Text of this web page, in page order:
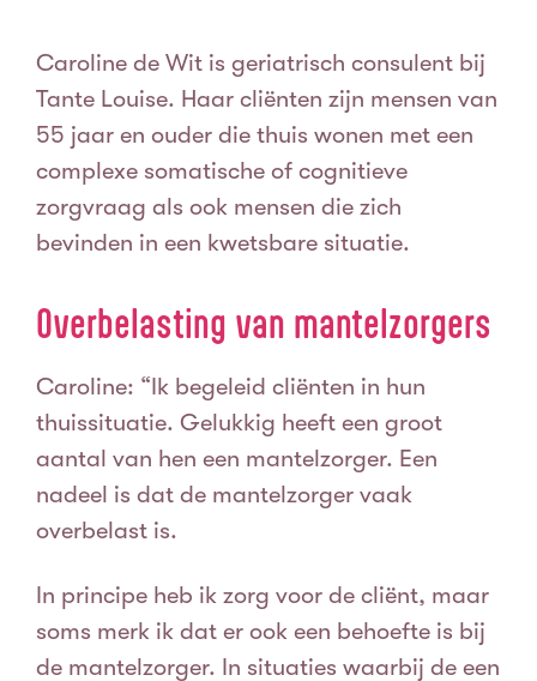
Caroline de Wit is geriatrisch consulent bij
Tante Louise. Haar cliënten zijn mensen van
55 jaar en ouder die thuis wonen met een
complexe somatische of cognitieve
zorgvraag als ook mensen die zich
bevinden in een kwetsbare situatie.
Overbelasting van mantelzorgers
Caroline: “Ik begeleid cliënten in hun
thuissituatie. Gelukkig heeft een groot
aantal van hen een mantelzorger. Een
nadeel is dat de mantelzorger vaak
overbelast is.
In principe heb ik zorg voor de cliënt, maar
soms merk ik dat er ook een behoefte is bij
de mantelzorger. In situaties waarbij de een